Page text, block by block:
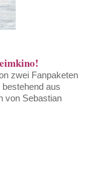
zwei Fanpaketen
bestehend aus
von Sebastian